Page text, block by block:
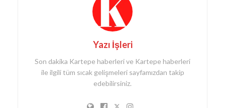
Yazı İşleri
Son dakika Kartepe haberleri ve Kartepe haberleri
ile ilgili tüm sıcak gelişmeleri sayfamızdan takip
edebilirsiniz.